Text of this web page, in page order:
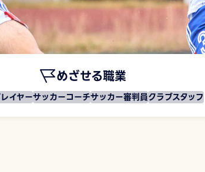
めざせる職業
イヤーサッカーコーチサッカー審判員クラブスタッフ